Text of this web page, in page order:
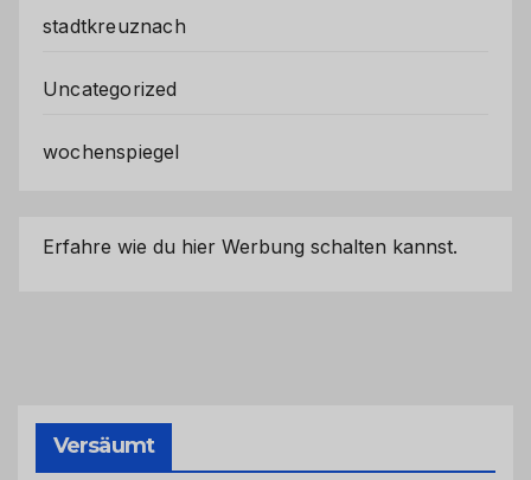
stadtkreuznach
Uncategorized
wochenspiegel
Erfahre wie du hier Werbung schalten kannst.
Versäumt